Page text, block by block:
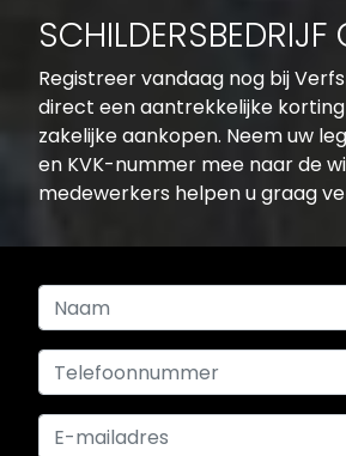
SCHILDERSBEDRIJF
Registreer vandaag nog bij
direct een aantrekkelijke
zakelijke aankopen. Neem uw
en KVK-nummer mee naar de
medewerkers helpen u graag